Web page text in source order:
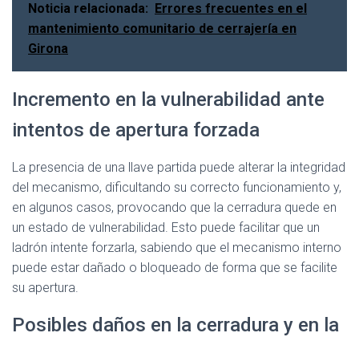
Noticia relacionada: Errores frecuentes en el
mantenimiento comunitario de cerrajería en
Girona
Incremento en la vulnerabilidad ante
intentos de apertura forzada
La presencia de una llave partida puede alterar la integridad
del mecanismo, dificultando su correcto funcionamiento y,
en algunos casos, provocando que la cerradura quede en
un estado de vulnerabilidad. Esto puede facilitar que un
ladrón intente forzarla, sabiendo que el mecanismo interno
puede estar dañado o bloqueado de forma que se facilite
su apertura.
Posibles daños en la cerradura y en la